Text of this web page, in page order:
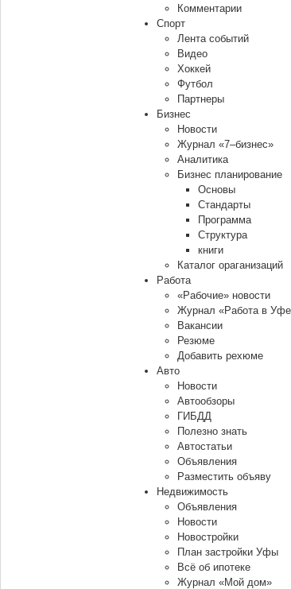
Комментарии
Спорт
Лента событий
Видео
Хоккей
Футбол
Партнеры
Бизнес
Новости
Журнал «7–бизнес»
Аналитика
Бизнес планирование
Основы
Стандарты
Программа
Структура
книги
Каталог ораганизаций
Работа
«Рабочие» новости
Журнал «Работа в
Вакансии
Резюме
Добавить рехюме
Авто
Новости
Автообзоры
ГИБДД
Полезно знать
Автостатьи
Объявления
Разместить объяву
Недвижимость
Объявления
Новости
Новостройки
План застройки Уфы
Всё об ипотеке
Журнал «Мой дом»